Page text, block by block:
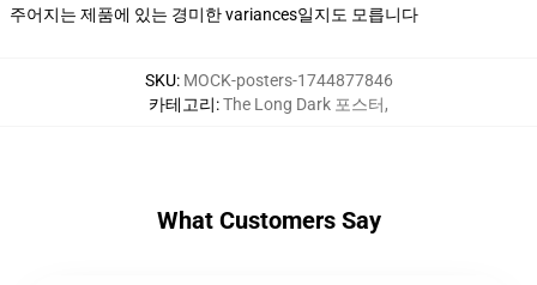
주어지는 제품에 있는 경미한 variances일지도 모릅니다
SKU: MOCK-posters-1744877846
카테고리:The Long Dark 포스터,
What Customers Say